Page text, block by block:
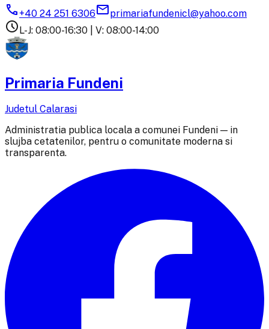
phone+40 24 251 6306mailprimariafundenicl@yahoo.com
scheduleL-J: 08:00-16:30 | V: 08:00-14:00
Primaria Fundeni
Judetul Calarasi
Administratia publica locala a comunei Fundeni — in
slujba cetatenilor, pentru o comunitate moderna si
transparenta.